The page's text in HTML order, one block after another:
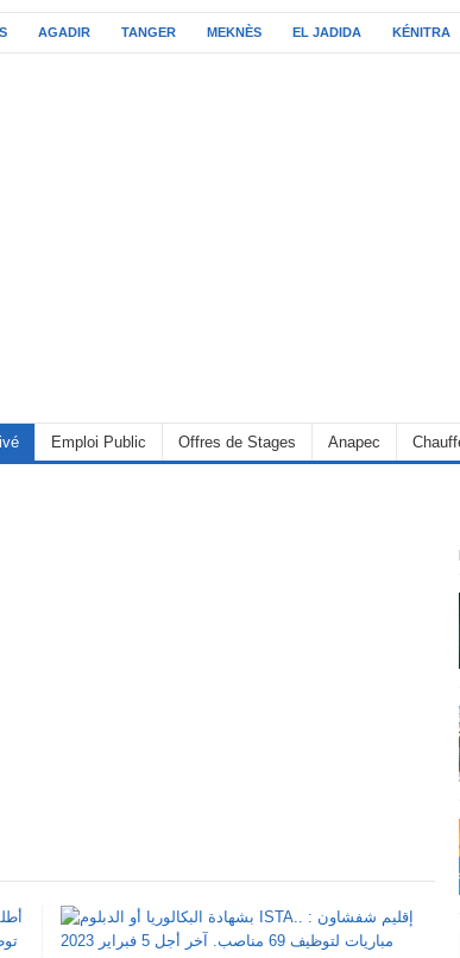
AGADIR TANGER MEKNÈS EL JADIDA KÉNITRA
Emploi Public Offres de Stages Anapec